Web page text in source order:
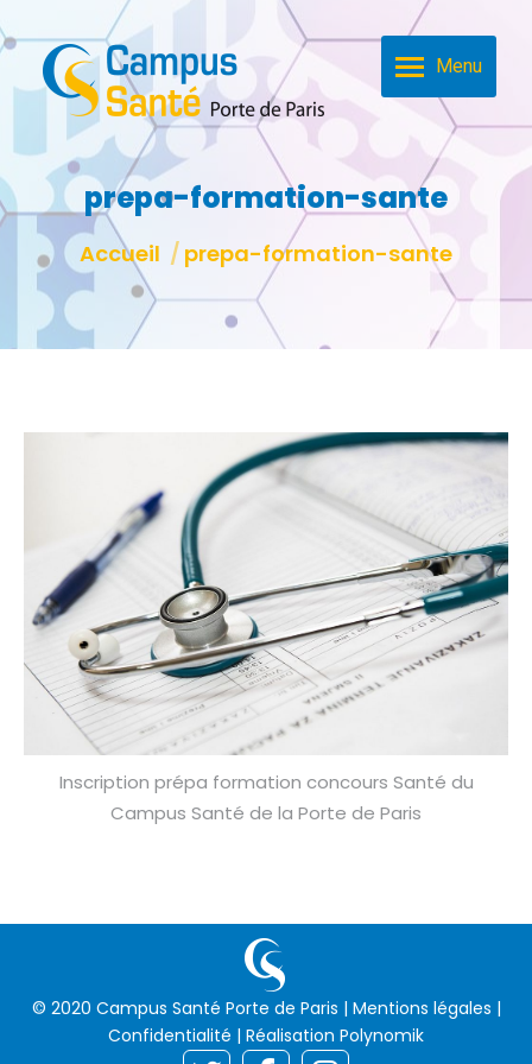
Menu
prepa-formation-sante
Vous êtes ici :
Accueil prepa-formation-sante
Inscription prépa formation concours Santé du
Campus Santé de la Porte de Paris
© 2020 Campus Santé Porte de Paris | Mentions légales |
Confidentialité | Réalisation Polynomik